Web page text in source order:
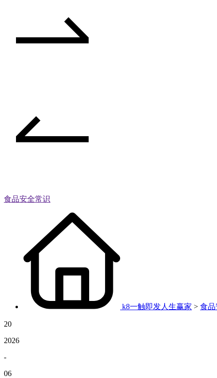
食品安全常识
k8一触即发人生赢家 > 食
20
2026
-
06